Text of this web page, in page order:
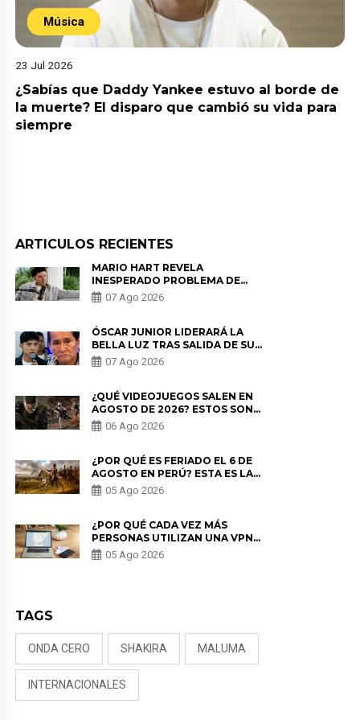
Música
23 Jul 2026
¿Sabías que Daddy Yankee estuvo al borde de
la muerte? El disparo que cambió su vida para
siempre
ARTICULOS RECIENTES
MARIO HART REVELA
INESPERADO PROBLEMA DE
SALUD ANTES DE SEPARARSE DE
KORINA: “ME ENCONTRARON UN
07 Ago 2026
ÓSCAR JUNIOR LIDERARÁ LA
BELLA LUZ TRAS SALIDA DE SU
PADRE POR POLÉMICA CON
NALDY SALDAÑA
07 Ago 2026
¿QUÉ VIDEOJUEGOS SALEN EN
AGOSTO DE 2026? ESTOS SON
LOS ESTRENOS MÁS ESPERADOS
06 Ago 2026
¿POR QUÉ ES FERIADO EL 6 DE
AGOSTO EN PERÚ? ESTA ES LA
HISTORIA
05 Ago 2026
¿POR QUÉ CADA VEZ MÁS
PERSONAS UTILIZAN UNA VPN
PARA PROTEGER SU
PRIVACIDAD?
05 Ago 2026
TAGS
ONDA CERO SHAKIRA MALUMA
INTERNACIONALES